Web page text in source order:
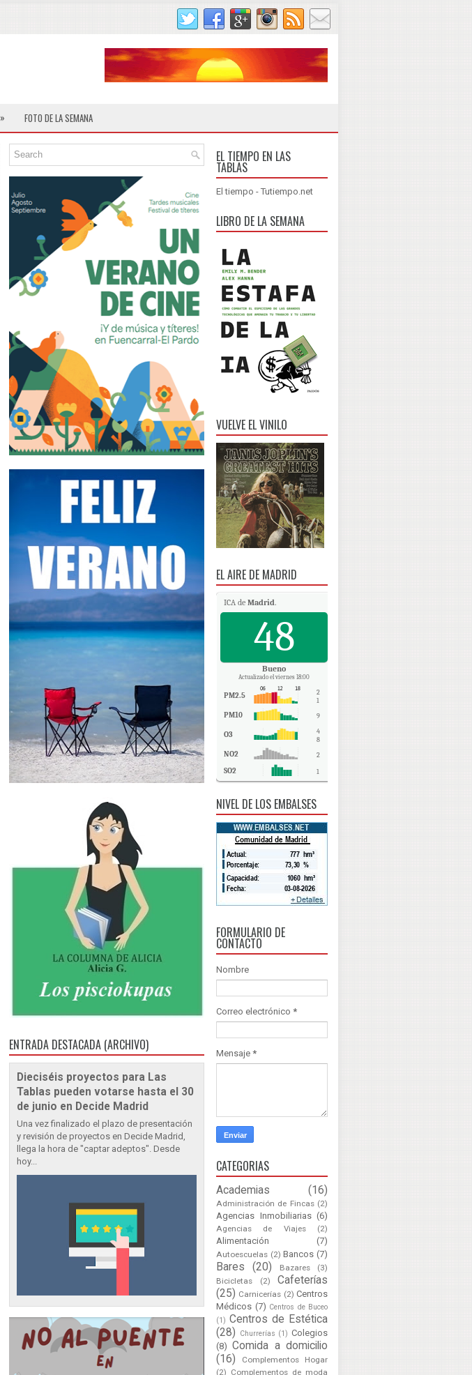
» FOTO DE LA SEMANA
ENTRADA DESTACADA (ARCHIVO)
Dieciséis proyectos para Las
Tablas pueden votarse hasta el 30
de junio en Decide Madrid
Una vez finalizado el plazo de presentación
y revisión de proyectos en Decide Madrid,
llega la hora de "captar adeptos". Desde
hoy...
EL TIEMPO EN LAS
TABLAS
El tiempo - Tutiempo.net
LIBRO DE LA SEMANA
VUELVE EL VINILO
EL AIRE DE MADRID
ICA de Madrid.
48
Bueno
Actualizado el viernes 18:00
PM2.5
2
1
PM10 9
O3
4
8
NO2 2
SO2 1
NIVEL DE LOS EMBALSES
FORMULARIO DE
CONTACTO
Nombre
Correo electrónico *
Mensaje *
CATEGORIAS
Academias (16)
Administración de Fincas (2)
Agencias Inmobiliarias (6)
Agencias de Viajes (2)
Alimentación (7)
Autoescuelas (2) Bancos (7)
Bares (20) Bazares
(3)
Bicicletas
(2)
Cafeterías
(25) Carnicerías (2) Centros
Médicos (7) Centros de Buceo
(1) Centros de Estética
(28)
Churrerías (1) Colegios
(8) Comida a domicilio
(16)
Complementos Hogar
(2) Complementos de moda